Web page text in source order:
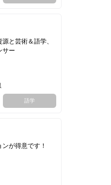
と芸術＆語学、
サー
語学
が得意です！